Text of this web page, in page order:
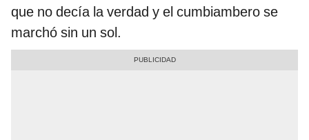
que no decía la verdad y el cumbiambero se
marchó sin un sol.